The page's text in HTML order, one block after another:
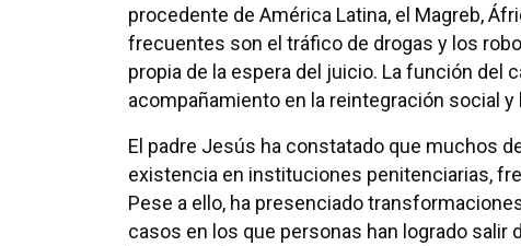
procedente de América Latina, el Magreb,
frecuentes son el tráfico de drogas y los
propia de la espera del juicio. La función del
acompañamiento en la reintegración social
El padre Jesús ha constatado que muchos
existencia en instituciones penitenciarias,
Pese a ello, ha presenciado
casos en los que personas han logrado